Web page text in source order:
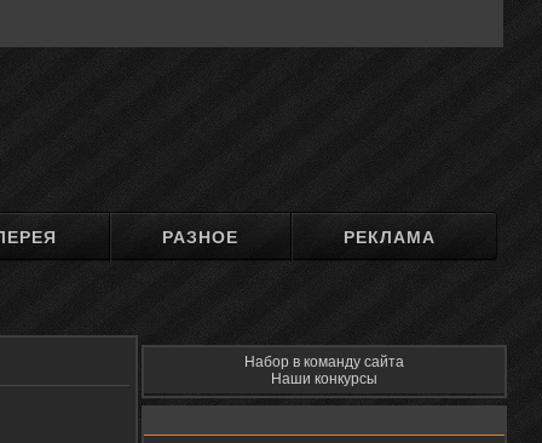
РАЗНОЕ РЕКЛАМА
Набор в команду сайта
Наши конкурсы